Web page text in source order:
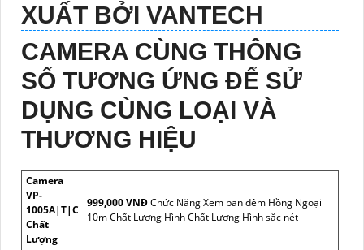
XUẤT BỞI VANTECH
CAMERA CÙNG THÔNG
SỐ TƯƠNG ỨNG ĐỂ SỬ
DỤNG CÙNG LOẠI VÀ
THƯƠNG HIỆU
Camera
VP-
1005A|T|C
Chất
Lượng
999,000 VNĐChức Năng Xem ban đêm Hồng Ngoại
10m Chất Lượng Hình Chất Lượng Hình sắc nét